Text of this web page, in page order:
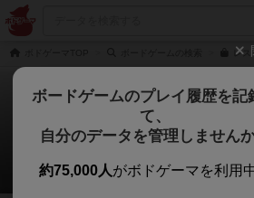
レ
レス・アルカ
0件の掲示板
ボードゲームのプレイ履歴を記
て、
自分のデータを管理しません
約75,000人がボドゲーマを利用